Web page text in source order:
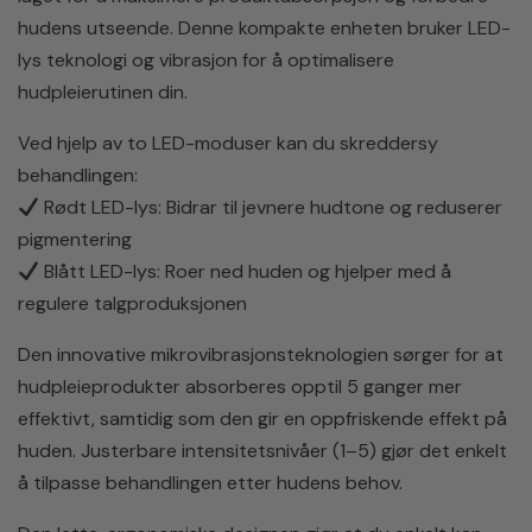
hudens utseende. Denne kompakte enheten bruker LED-
lys teknologi og vibrasjon for å optimalisere
hudpleierutinen din.
Ved hjelp av to LED-moduser kan du skreddersy
behandlingen:
Rødt LED-lys: Bidrar til jevnere hudtone og reduserer
pigmentering
Blått LED-lys: Roer ned huden og hjelper med å
regulere talgproduksjonen
Den innovative mikrovibrasjonsteknologien sørger for at
hudpleieprodukter absorberes opptil 5 ganger mer
effektivt, samtidig som den gir en oppfriskende effekt på
huden. Justerbare intensitetsnivåer (1–5) gjør det enkelt
å tilpasse behandlingen etter hudens behov.